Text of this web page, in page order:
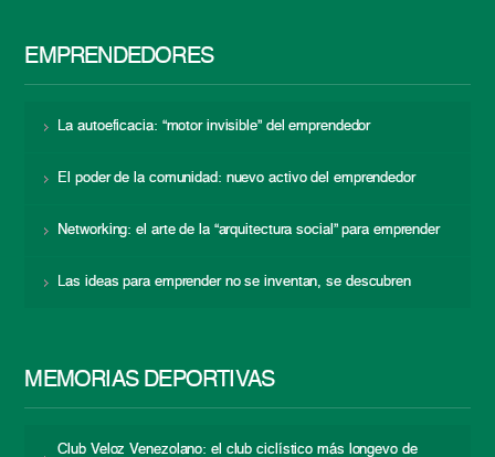
EMPRENDEDORES
La autoeficacia: “motor invisible” del emprendedor
El poder de la comunidad: nuevo activo del emprendedor
Networking: el arte de la “arquitectura social” para emprender
Las ideas para emprender no se inventan, se descubren
MEMORIAS DEPORTIVAS
Club Veloz Venezolano: el club ciclístico más longevo de